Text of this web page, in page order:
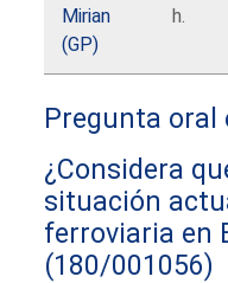
Mirian
(GP)
h.
Pregunta oral
¿Considera
situación
ferroviaria en
(180/001056)